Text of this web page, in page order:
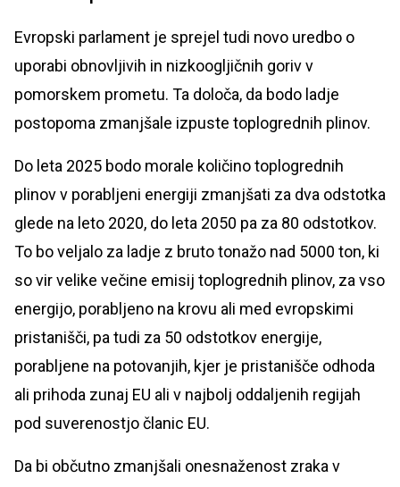
Evropski parlament je sprejel tudi novo uredbo o
uporabi obnovljivih in nizkoogljičnih goriv v
pomorskem prometu. Ta določa, da bodo ladje
postopoma zmanjšale izpuste toplogrednih plinov.
Do leta 2025 bodo morale količino toplogrednih
plinov v porabljeni energiji zmanjšati za dva odstotka
glede na leto 2020, do leta 2050 pa za 80 odstotkov.
To bo veljalo za ladje z bruto tonažo nad 5000 ton, ki
so vir velike večine emisij toplogrednih plinov, za vso
energijo, porabljeno na krovu ali med evropskimi
pristanišči, pa tudi za 50 odstotkov energije,
porabljene na potovanjih, kjer je pristanišče odhoda
ali prihoda zunaj EU ali v najbolj oddaljenih regijah
pod suverenostjo članic EU.
Da bi občutno zmanjšali onesnaženost zraka v